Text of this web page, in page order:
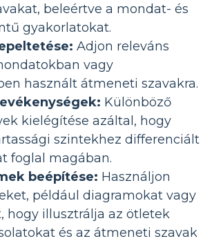
beleértve a mondat- és
gyakorlatokat.
Adjon releváns
vagy
használt átmeneti szavakra.
Különböző
kielégítése azáltal, hogy
szintekhez differenciált
foglal magában.
beépítése: Használjon
például diagramokat vagy
hogy illusztrálja az ötletek
és az átmeneti szavak